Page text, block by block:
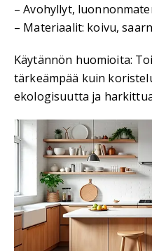
– Avohyllyt,
– Materiaalit: koivu,
Käytännön huomioita:
tärkeämpää kuin
ekologisuutta ja